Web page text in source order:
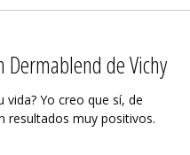
Dermablend de Vichy
vida? Yo creo que sí, de
resultados muy positivos.